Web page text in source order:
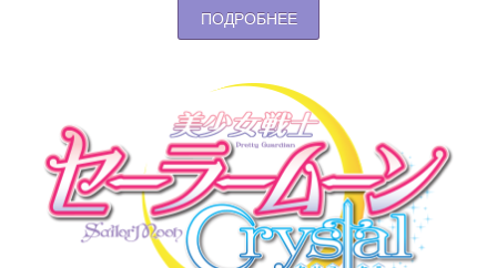
ПОДРОБНЕЕ